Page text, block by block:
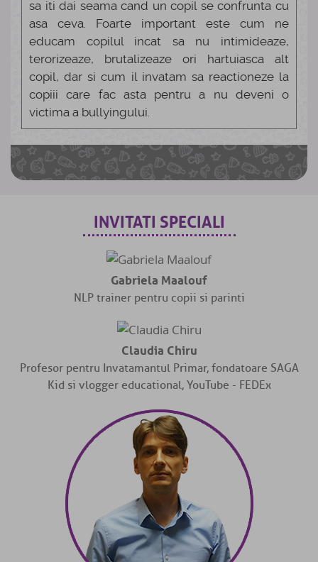
sa iti dai seama cand un copil se confrunta cu
asa ceva. Foarte important este cum ne
educam copilul incat sa nu intimideaze,
terorizeaze, brutalizeaze ori hartuiasca alt
copil, dar si cum il invatam sa reactioneze la
copiii care fac asta pentru a nu deveni o
victima a bullyingului.
INVITATI SPECIALI
Gabriela Maalouf
NLP trainer pentru copii si parinti
Claudia Chiru
Profesor pentru Invatamantul Primar, fondatoare SAGA
Kid si vlogger educational, YouTube - FEDEx